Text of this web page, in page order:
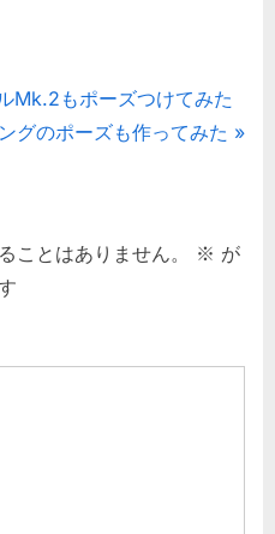
Mk.2もポーズつけてみた
グのポーズも作ってみた
ことはありません。 ※ が